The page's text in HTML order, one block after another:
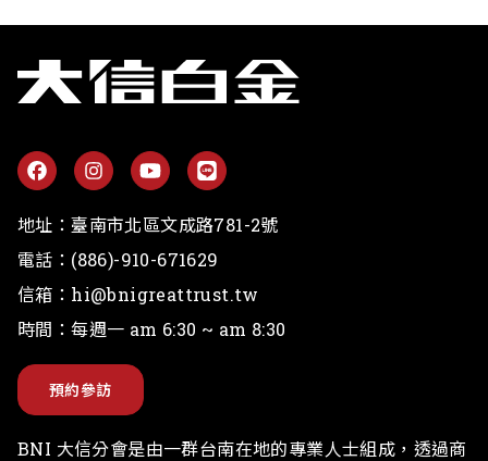
地址：臺南市北區文成路781-2號
電話： (886)-910-671629
信箱： hi@bnigreattrust.tw
時間：每週一 am 6:30 ~ am 8:30
預約參訪
BNI 大信分會是由一群台南在地的專業人士組成，透過商